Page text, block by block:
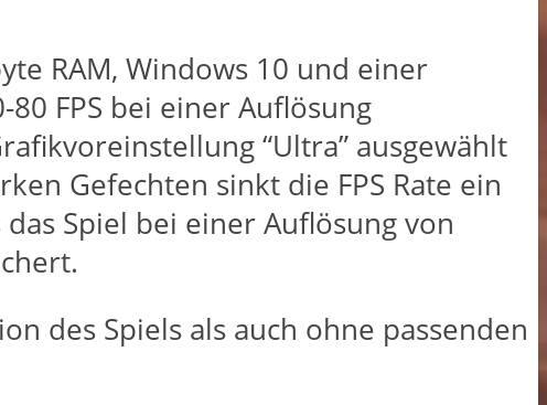
RAM, Windows 10 und einer
80 FPS bei einer Auflösung
“Ultra” ausgewählt
Gefechten sinkt die FPS Rate ein
Spiel bei einer Auflösung von
des Spiels als auch ohne passenden